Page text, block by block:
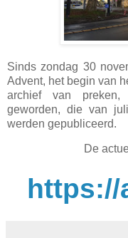
Sinds zondag 30
Advent, het begin van
archief van
geworden, die van
werden gepubliceerd.
De
https://